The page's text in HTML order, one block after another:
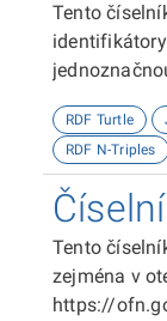
Tento
RDF Turtle
RDF N-Triples
Tento
zejména v
https://